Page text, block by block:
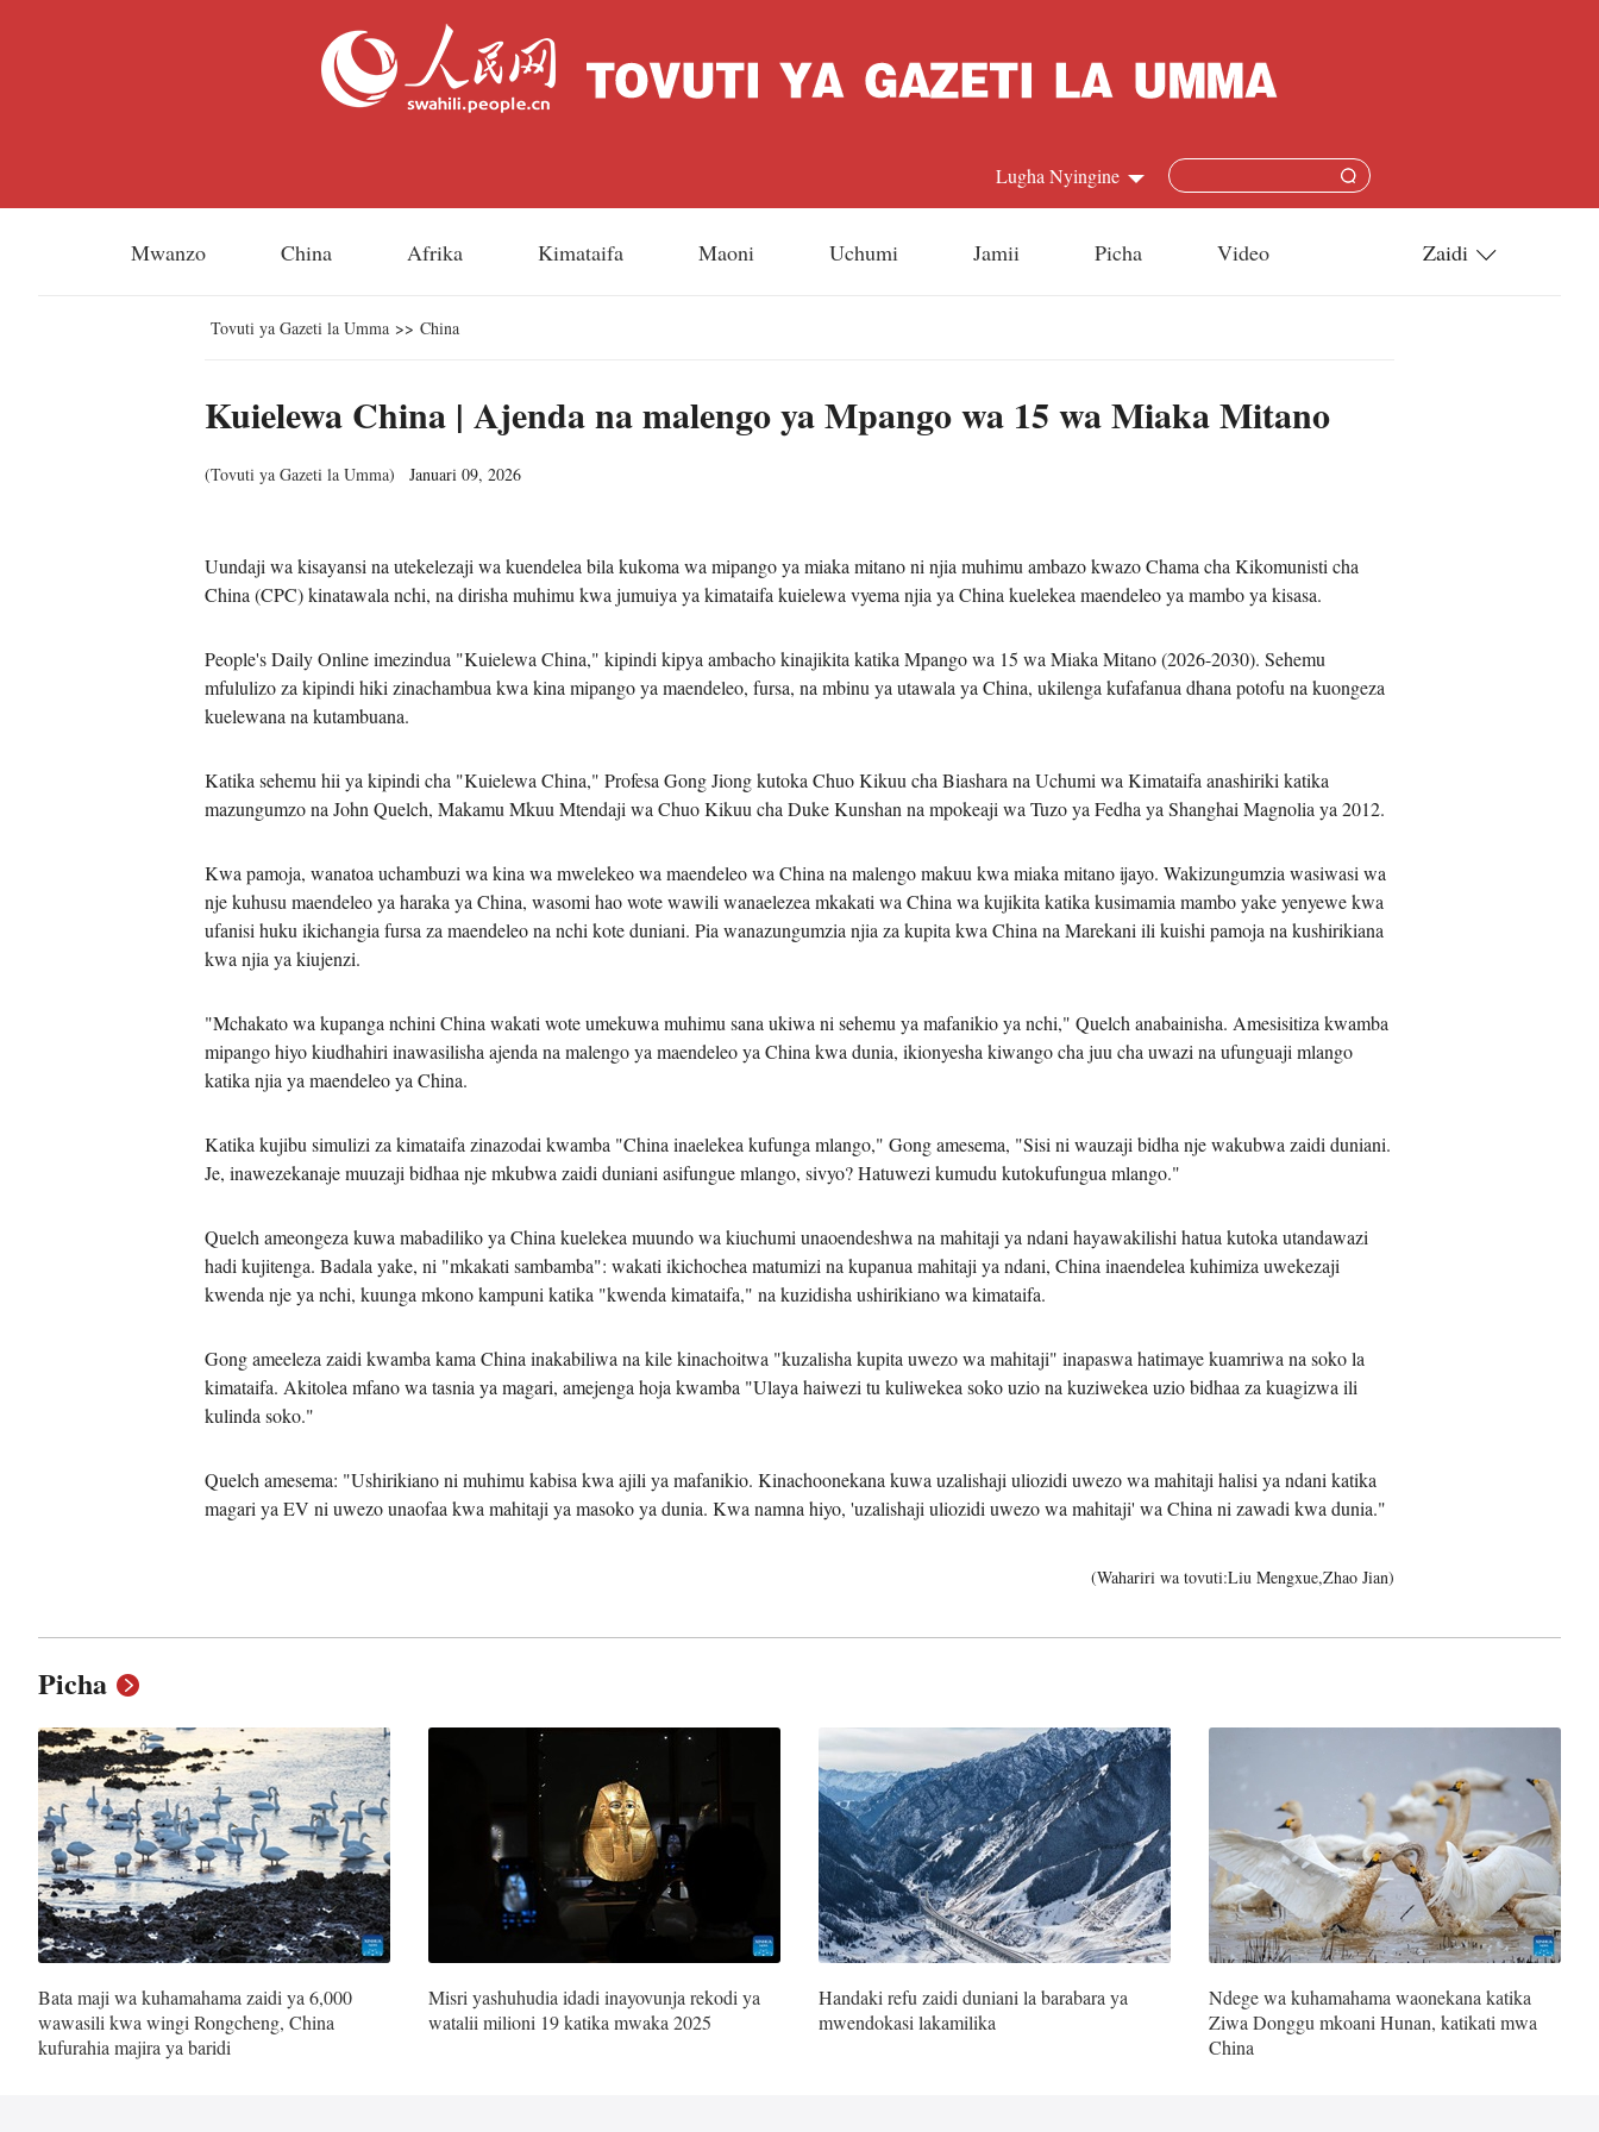
Lugha Nyingine
Français
عربي
Deutsch
Italiano
Қазақ тілі
ภาษาไทย
Ελληνικά
اردو
हिन्दी
Mwanzo China Afrika Kimataifa Maoni Uchumi Jamii Picha Video Zaidi
Tovuti ya Gazeti la Umma >> China
Kuielewa China | Ajenda na malengo ya Mpango wa 15 wa Miaka Mitano
(Tovuti ya Gazeti la Umma) Januari 09, 2026
Uundaji wa kisayansi na utekelezaji wa kuendelea bila kukoma wa mipango ya miaka mitano ni njia muhimu ambazo kwazo Chama cha Kikomunisti cha
China (CPC) kinatawala nchi, na dirisha muhimu kwa jumuiya ya kimataifa kuielewa vyema njia ya China kuelekea maendeleo ya mambo ya kisasa.
People's Daily Online imezindua "Kuielewa China," kipindi kipya ambacho kinajikita katika Mpango wa 15 wa Miaka Mitano (2026-2030). Sehemu
mfululizo za kipindi hiki zinachambua kwa kina mipango ya maendeleo, fursa, na mbinu ya utawala ya China, ukilenga kufafanua dhana potofu na kuongeza
kuelewana na kutambuana.
Katika sehemu hii ya kipindi cha "Kuielewa China," Profesa Gong Jiong kutoka Chuo Kikuu cha Biashara na Uchumi wa Kimataifa anashiriki katika
mazungumzo na John Quelch, Makamu Mkuu Mtendaji wa Chuo Kikuu cha Duke Kunshan na mpokeaji wa Tuzo ya Fedha ya Shanghai Magnolia ya 2012.
Kwa pamoja, wanatoa uchambuzi wa kina wa mwelekeo wa maendeleo wa China na malengo makuu kwa miaka mitano ijayo. Wakizungumzia wasiwasi wa
nje kuhusu maendeleo ya haraka ya China, wasomi hao wote wawili wanaelezea mkakati wa China wa kujikita katika kusimamia mambo yake yenyewe kwa
ufanisi huku ikichangia fursa za maendeleo na nchi kote duniani. Pia wanazungumzia njia za kupita kwa China na Marekani ili kuishi pamoja na kushirikiana
kwa njia ya kiujenzi.
"Mchakato wa kupanga nchini China wakati wote umekuwa muhimu sana ukiwa ni sehemu ya mafanikio ya nchi," Quelch anabainisha. Amesisitiza kwamba
mipango hiyo kiudhahiri inawasilisha ajenda na malengo ya maendeleo ya China kwa dunia, ikionyesha kiwango cha juu cha uwazi na ufunguaji mlango
katika njia ya maendeleo ya China.
Katika kujibu simulizi za kimataifa zinazodai kwamba "China inaelekea kufunga mlango," Gong amesema, "Sisi ni wauzaji bidha nje wakubwa zaidi duniani.
Je, inawezekanaje muuzaji bidhaa nje mkubwa zaidi duniani asifungue mlango, sivyo? Hatuwezi kumudu kutokufungua mlango."
Quelch ameongeza kuwa mabadiliko ya China kuelekea muundo wa kiuchumi unaoendeshwa na mahitaji ya ndani hayawakilishi hatua kutoka utandawazi
hadi kujitenga. Badala yake, ni "mkakati sambamba": wakati ikichochea matumizi na kupanua mahitaji ya ndani, China inaendelea kuhimiza uwekezaji
kwenda nje ya nchi, kuunga mkono kampuni katika "kwenda kimataifa," na kuzidisha ushirikiano wa kimataifa.
Gong ameeleza zaidi kwamba kama China inakabiliwa na kile kinachoitwa "kuzalisha kupita uwezo wa mahitaji" inapaswa hatimaye kuamriwa na soko la
kimataifa. Akitolea mfano wa tasnia ya magari, amejenga hoja kwamba "Ulaya haiwezi tu kuliwekea soko uzio na kuziwekea uzio bidhaa za kuagizwa ili
kulinda soko."
Quelch amesema: "Ushirikiano ni muhimu kabisa kwa ajili ya mafanikio. Kinachoonekana kuwa uzalishaji uliozidi uwezo wa mahitaji halisi ya ndani katika
magari ya EV ni uwezo unaofaa kwa mahitaji ya masoko ya dunia. Kwa namna hiyo, 'uzalishaji uliozidi uwezo wa mahitaji' wa China ni zawadi kwa dunia."
(Wahariri wa tovuti:Liu Mengxue,Zhao Jian)
Picha
Bata maji wa kuhamahama zaidi ya 6,000
wawasili kwa wingi Rongcheng, China
kufurahia majira ya baridi
Misri yashuhudia idadi inayovunja rekodi ya
watalii milioni 19 katika mwaka 2025
Handaki refu zaidi duniani la barabara ya
mwendokasi lakamilika
Ndege wa kuhamahama waonekana katika
Ziwa Donggu mkoani Hunan, katikati mwa
China